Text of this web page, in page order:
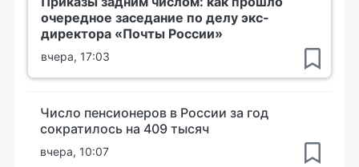
очередное заседание по делу экс-
директора «Почты России»
вчера, 17:03
Число пенсионеров в России за год
сократилось на 409 тысяч
вчера, 10:07